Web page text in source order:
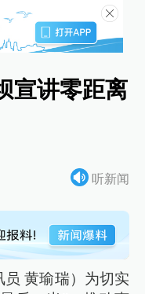
宣讲零距离
听新闻
黄瑜瑞）为切实